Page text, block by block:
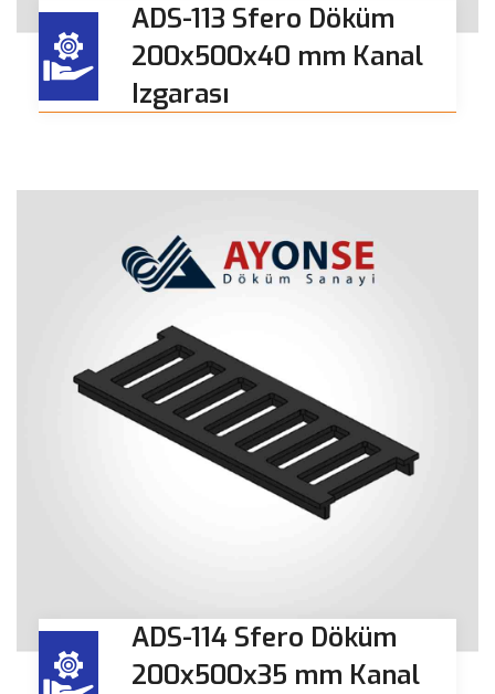
ADS-113 Sfero Döküm
200x500x40 mm Kanal
Izgarası
ADS-114 Sfero Döküm
200x500x35 mm Kanal